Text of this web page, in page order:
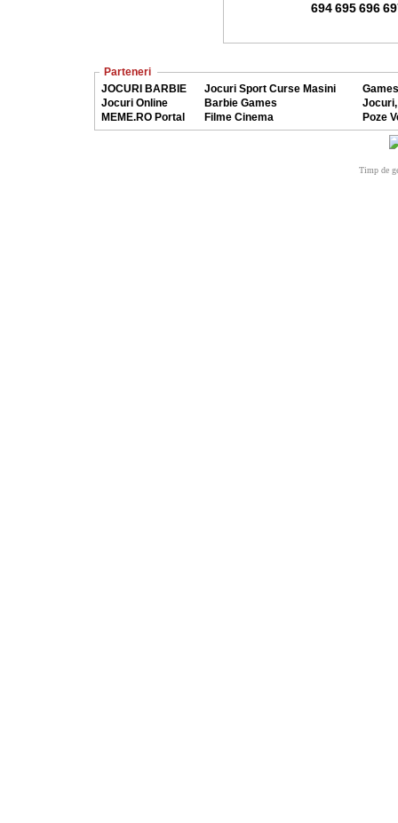
694695696
Parteneri
JOCURI BARBIE
Jocuri Sport Curse Masini
Jocuri Online
Barbie Games
MEME.RO Portal
Filme Cinema Poze
Timp de